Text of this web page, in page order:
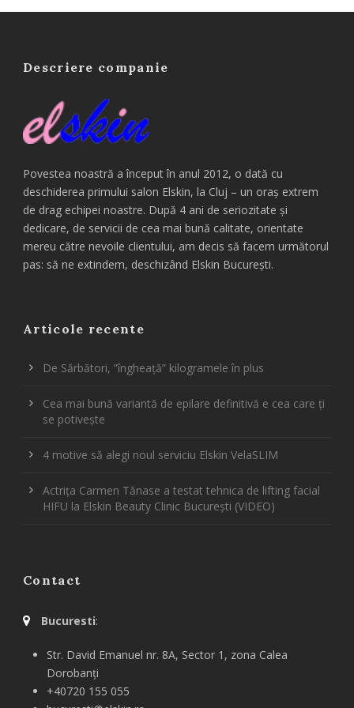
Descriere companie
Povestea noastră a început în anul 2012, o dată cu
deschiderea primului salon Elskin, la Cluj – un oraș extrem
de drag echipei noastre. După 4 ani de seriozitate și
dedicare, de servicii de cea mai bună calitate, orientate
mereu către nevoile clientului, am decis să facem următorul
pas: să ne extindem, deschizând Elskin București.
Articole recente
De Sărbători, ”îngheață” kilogramele în plus
Cea mai bună variantă de epilare definitivă e cea care ți
se potivește
4 motive să alegi noul serviciu Elskin VelaSLIM
Actrița Carmen Tănase a testat tehnica de lifting facial
HIFU la Elskin Beauty Clinic București (VIDEO)
Contact
Bucuresti:
Str. David Emanuel nr. 8A, Sector 1, zona Calea
Dorobanți
+40720 155 055